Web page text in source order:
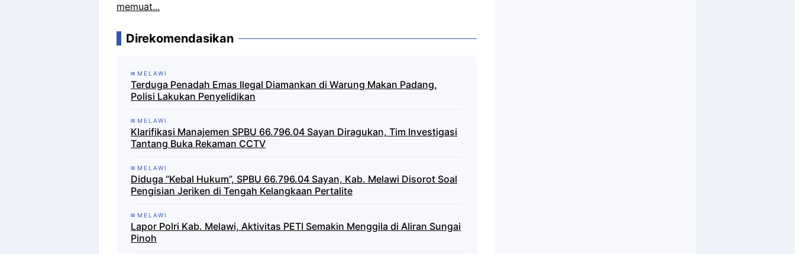
memuat...
Direkomendasikan
MELAWI
Terduga Penadah Emas Ilegal Diamankan di Warung Makan Padang,
Polisi Lakukan Penyelidikan
MELAWI
Klarifikasi Manajemen SPBU 66.796.04 Sayan Diragukan, Tim Investigasi
Tantang Buka Rekaman CCTV
MELAWI
Diduga “Kebal Hukum”, SPBU 66.796.04 Sayan, Kab. Melawi Disorot Soal
Pengisian Jeriken di Tengah Kelangkaan Pertalite
MELAWI
Lapor Polri Kab. Melawi, Aktivitas PETI Semakin Menggila di Aliran Sungai
Pinoh